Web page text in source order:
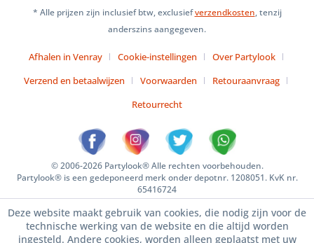
* Alle prijzen zijn inclusief btw, exclusiefverzendkosten, tenzij
anderszins aangegeven.
Afhalen in Venray Cookie-instellingen
Over Partylook
Verzend en betaalwijzen
Voorwaarden
Retouraanvraag
Retourrecht
© 2006-2026 Partylook® Alle rechten voorbehouden.
Partylook® is een gedeponeerd merk onder depotnr. 1208051. KvK nr.
65416724
Deze website maakt gebruik van cookies, die nodig zijn voor de
technische werking van de website en die altijd worden
ingesteld. Andere cookies, worden alleen geplaatst met uw